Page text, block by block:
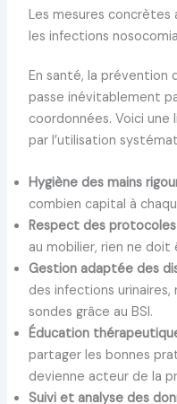
Les mesures concrètes
les infections
En santé, la prévention
passe inévitablement
coordonnées. Voici
par l’utilisation
Hygiène des mains
combien capital à
Respect des
au mobilier, rien ne doit
Gestion adaptée des
des infections
sondes grâce au BSI.
Éducation
partager les bonnes
devienne acteur de la
Suivi et analyse des